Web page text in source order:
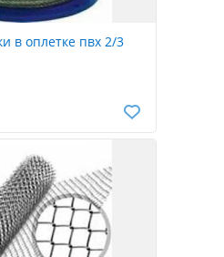
в оплетке пвх 2/3